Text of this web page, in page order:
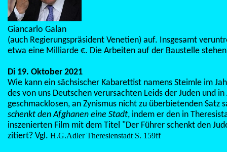
Giancarlo Galan
(auch Regierungspräsident Venetien) auf. Insgesamt
etwa eine Milliarde €. Die Arbeiten auf der Baustelle
Di 19. Oktober 2021
Wie kann ein sächsischer Kabarettist namens Steimle im
des von uns Deutschen verursachten Leids der Juden und
geschmacklosen, an Zynismus nicht zu überbietenden Satz
schenkt den Afghanen eine Stadt, indem er den in
inszenierten Film mit dem Titel "Der Führer schenkt den
zitiert? Vgl. H.G.Adler Theresienstadt S. 159ff